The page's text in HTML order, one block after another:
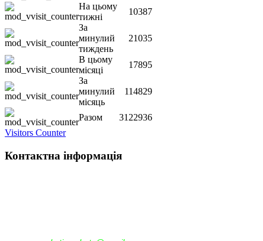
На цьому
тижні
10387
За
минулий
тиждень
21035
В цьому
місяці
17895
За
минулий
місяць
114829
Разом
3122936
Visitors Counter
Контактна інформація